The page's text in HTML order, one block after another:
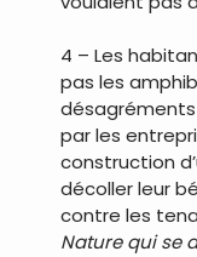
4 – Les
pas les
par les
construction
décoller leur
contre les
Nature qui se